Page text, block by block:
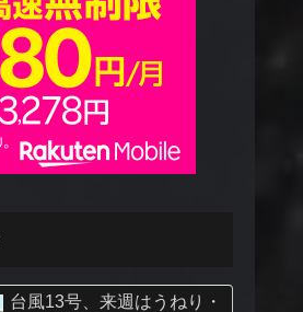
台風13号、来週はうねり・